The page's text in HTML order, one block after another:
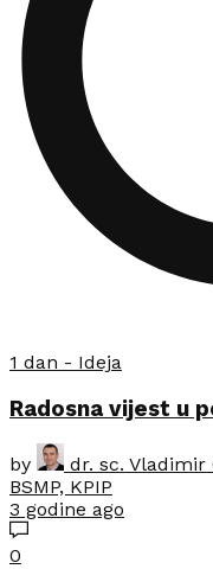
1 dan - Ideja
Radosna vijest u
by
dr. sc. Vladimir
BSMP, KPIP
3 godine ago
0